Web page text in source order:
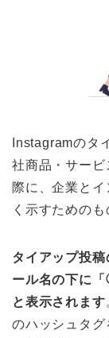
Instagramのタ
社商品・サービ
際に、企業と
く示すためのも
タイアップ投
ール名の下に
と表示されます
のハッシュタ